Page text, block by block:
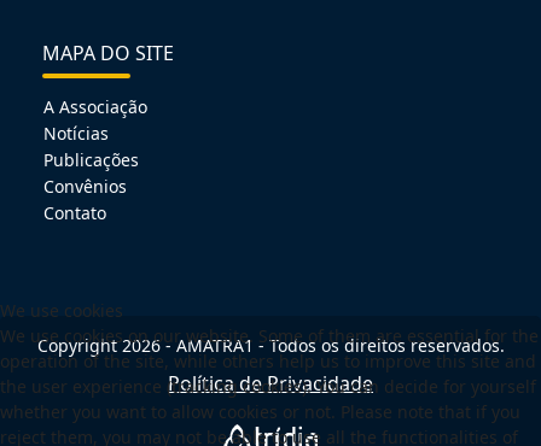
MAPA DO SITE
A Associação
Notícias
Publicações
Convênios
Contato
Copyright 2026 - AMATRA1 - Todos os direitos reservados.
Política de Privacidade
We use cookies
We use cookies on our website. Some of them are essential for the
operation of the site, while others help us to improve this site and
the user experience (tracking cookies). You can decide for yourself
whether you want to allow cookies or not. Please note that if you
reject them, you may not be able to use all the functionalities of